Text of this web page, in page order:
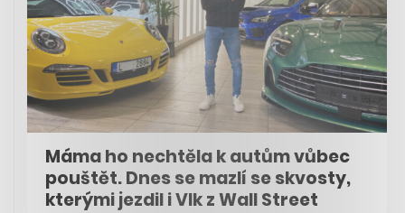
Máma ho nechtěla k autům vůbec
pouštět. Dnes se mazlí se skvosty,
kterými jezdil i Vlk z Wall Street